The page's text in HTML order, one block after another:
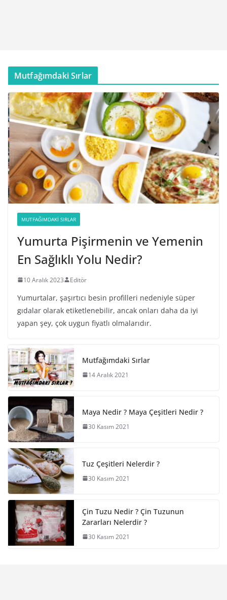
Mutfağımdaki Sırlar
MUTFAĞIMDAKI SIRLAR
Yumurta Pişirmenin ve Yemenin
En Sağlıklı Yolu Nedir?
10 Aralık 2023 Editör
Yumurtalar, şaşırtıcı besin profilleri nedeniyle süper
gıdalar olarak etiketlenebilir, ancak onları daha da iyi
yapan şey, çok uygun fiyatlı olmalarıdır.
Mutfağımdaki Sırlar
14 Aralık 2021
Maya Nedir ? Maya Çeşitleri Nedir ?
30 Kasım 2021
Tuz Çeşitleri Nelerdir ?
30 Kasım 2021
Çin Tuzu Nedir ? Çin Tuzunun
Zararları Nelerdir ?
30 Kasım 2021